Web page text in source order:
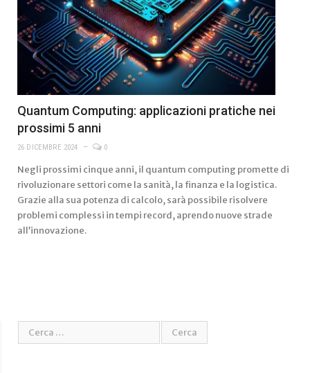
Quantum Computing: applicazioni pratiche nei
prossimi 5 anni
26 DICEMBRE 2024 0
Negli prossimi cinque anni, il quantum computing promette di
rivoluzionare settori come la sanità, la finanza e la logistica.
Grazie alla sua potenza di calcolo, sarà possibile risolvere
problemi complessi in tempi record, aprendo nuove strade
all’innovazione.